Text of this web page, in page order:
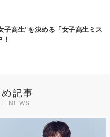
子高生”を決める「女子高生ミス
記事
NEWS